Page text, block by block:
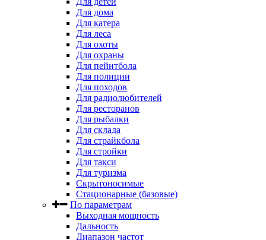
Для дома
Для катера
Для леса
Для охоты
Для охраны
Для пейнтбола
Для полиции
Для походов
Для радиолюбителей
Для ресторанов
Для рыбалки
Для склада
Для страйкбола
Для стройки
Для такси
Для туризма
Скрытоносимые
Стационарные (базовые)
По параметрам
Выходная мощность
Дальность
Диапазон частот